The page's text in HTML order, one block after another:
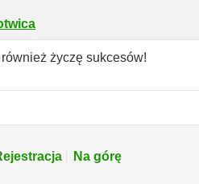
życzę sukcesów!
Na górę